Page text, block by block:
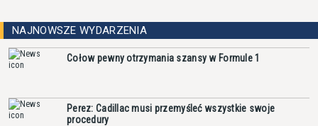
NAJNOWSZE WYDARZENIA
Cołow pewny otrzymania szansy w Formule 1
Perez: Cadillac musi przemyśleć wszystkie swoje
procedury